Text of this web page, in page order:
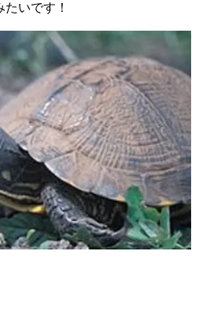
いです！